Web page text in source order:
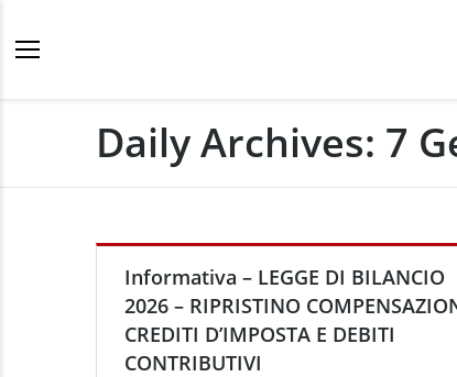
Daily Archives: 7
Informativa – LEGGE DI BILANCIO
2026 – RIPRISTINO
CREDITI D’IMPOSTA E DEBITI
CONTRIBUTIVI